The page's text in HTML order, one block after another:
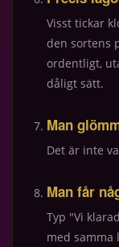
Visst tickar
den sortens
ordentligt,
dåligt sätt.
Man
Det är inte
Man får
Typ "Vi
med samma